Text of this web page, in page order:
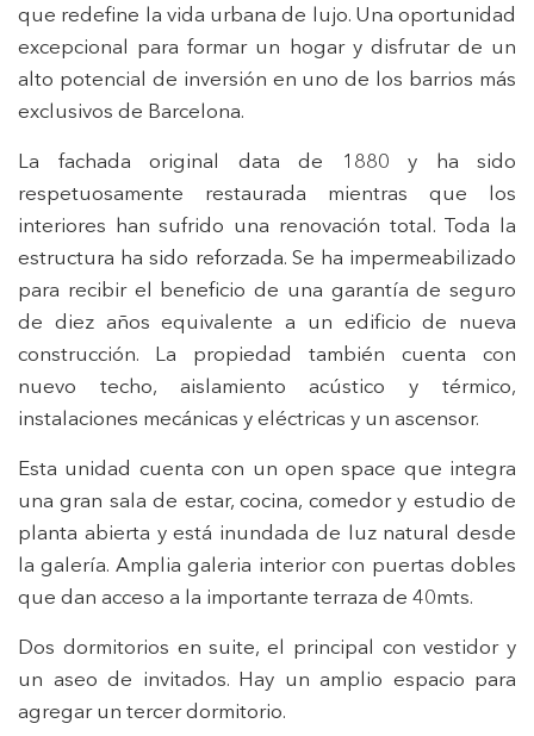
que redefine la vida urbana de lujo. Una oportunidad
excepcional para formar un hogar y disfrutar de un
alto potencial de inversión en uno de los barrios más
exclusivos de Barcelona.
La fachada original data de 1880 y ha sido
respetuosamente restaurada mientras que los
interiores han sufrido una renovación total. Toda la
estructura ha sido reforzada. Se ha impermeabilizado
para recibir el beneficio de una garantía de seguro
de diez años equivalente a un edificio de nueva
construcción. La propiedad también cuenta con
nuevo techo, aislamiento acústico y térmico,
instalaciones mecánicas y eléctricas y un ascensor.
Esta unidad cuenta con un open space que integra
una gran sala de estar, cocina, comedor y estudio de
planta abierta y está inundada de luz natural desde
la galería. Amplia galeria interior con puertas dobles
que dan acceso a la importante terraza de 40mts.
Dos dormitorios en suite, el principal con vestidor y
un aseo de invitados. Hay un amplio espacio para
agregar un tercer dormitorio.
Modificar cookies
Técnicas y funcionales
información con la finalidad de mejorar nuestros servicios.
Si continua navegando, supone la aceptación de la
instalación de las mismas. El usuario tiene la posibilidad
de configurar su navegador pudiendo, si así lo desea,
impedir que sean instaladas en su disco duro, aunque
deberá tener en cuenta que dicha acción podrá ocasionar
Analíticas y personalización
Permiten realizar el seguimiento y análisis del
comportamiento de los usuarios de este sitio web. La
información recogida mediante este tipo de cookies se